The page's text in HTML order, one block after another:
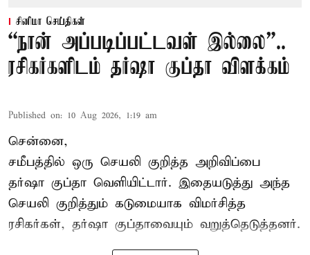
சினிமா செய்திகள்
“நான் அப்படிப்பட்டவள் இல்லை”..
ரசிகர்களிடம் தர்ஷா குப்தா விளக்கம்
Published on: 10 Aug 2026, 1:19 am
சென்னை,
சமீபத்தில் ஒரு செயலி குறித்த அறிவிப்பை
தர்ஷா குப்தா வெளியிட்டார். இதையடுத்து அந்த
செயலி குறித்தும் கடுமையாக விமர்சித்த
ரசிகர்கள், தர்ஷா குப்தாவையும் வறுத்தெடுத்தனர்.